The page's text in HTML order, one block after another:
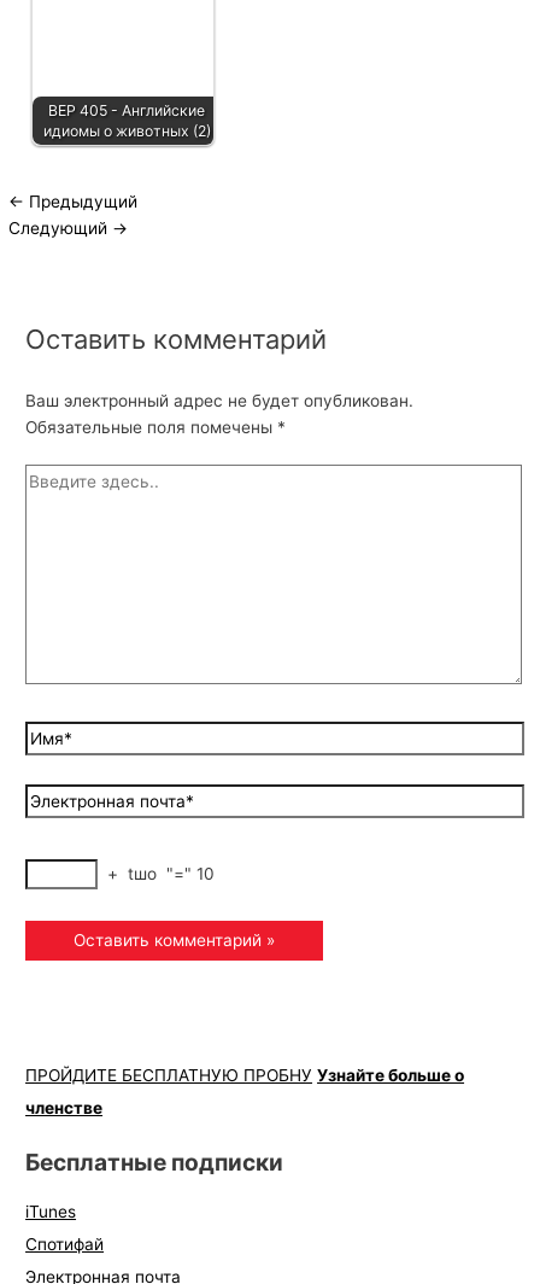
BEP 405 - Английские
идиомы о животных (2)
← Предыдущий
Следующий →
Оставить комментарий
Ваш электронный адрес не будет опубликован.
Обязательные поля помечены *
+ tшo "=" 10
ПРОЙДИТЕ БЕСПЛАТНУЮ ПРОБНУ Узнайте больше о
членстве
Бесплатные подписки
iTunes
Спотифай
Электронная почта